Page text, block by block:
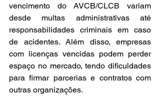
vencimento do AVCB/CLCB variam
desde multas administrativas até
responsabilidades criminais em caso
de acidentes. Além disso, empresas
com licenças vencidas podem perder
espaço no mercado, tendo dificuldades
para firmar parcerias e contratos com
outras organizações.